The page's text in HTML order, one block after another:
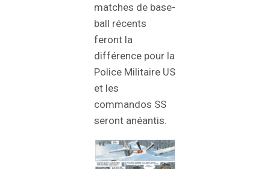
matches de base-
ball récents
feront la
différence pour la
Police Militaire US
et les
commandos SS
seront anéantis.